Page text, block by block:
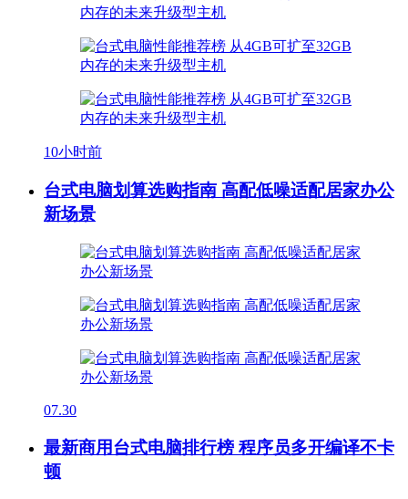
10小时前
台式电脑划算选购指南 高配低噪适配居家办公
新场景
07.30
最新商用台式电脑排行榜 程序员多开编译不卡
顿